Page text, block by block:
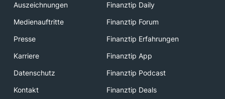
Auszeichnungen
Finanztip Daily
Medienauftritte
Finanztip Forum
Presse
Finanztip Erfahrungen
Karriere
Finanztip App
Datenschutz
Finanztip Podcast
Kontakt
Finanztip Deals